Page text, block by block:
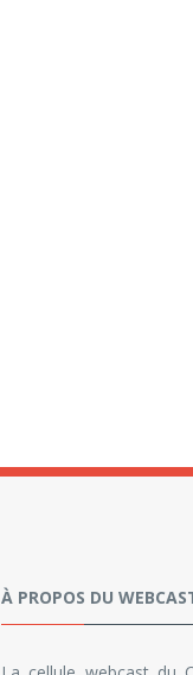
À PROPOS DU